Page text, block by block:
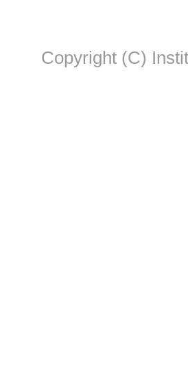
Copyright (C)